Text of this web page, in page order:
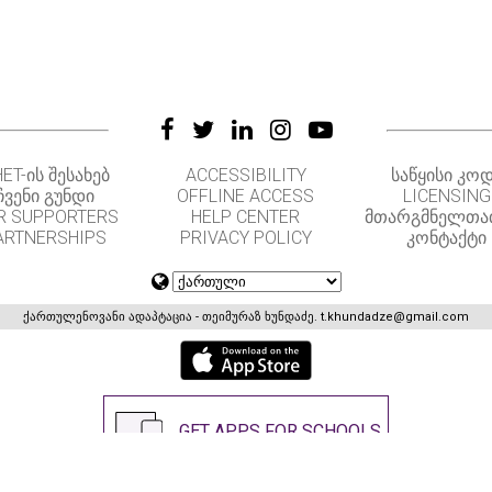
ᲘᲡ ᲨᲔᲡᲐᲮᲔᲑ
ᲒᲣᲜᲓᲘ
SUPPORTERS
ACCESSIBILITY
OFFLINE ACCESS
HELP CENTER
PRIVACY POLICY
ᲡᲐᲬᲧᲘᲡᲘ
LICENSING
ᲙᲝᲜᲢᲐᲥᲢᲘ
ქართულენოვანი ადაპტაცია - თეიმურაზ ხუნდაძე. t.khundadze@gmail.com
GET APPS FOR SCHOOLS